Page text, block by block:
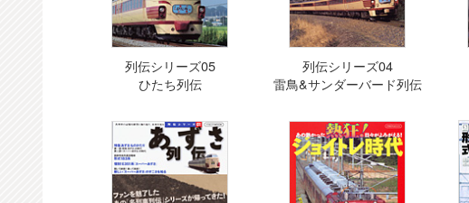
列伝シリーズ05
ひたち列伝
列伝シリーズ04
雷鳥&サンダーバード列伝